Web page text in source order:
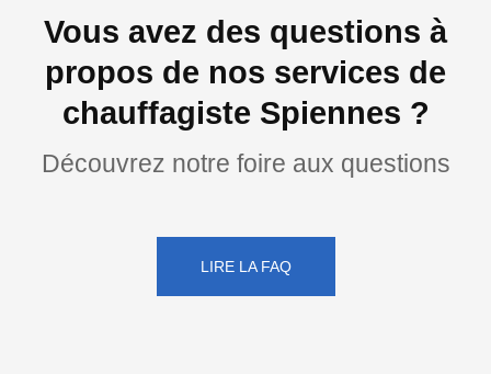
Vous avez des questions à
propos de nos services de
chauffagiste Spiennes ?
Découvrez notre foire aux questions
LIRE LA FAQ